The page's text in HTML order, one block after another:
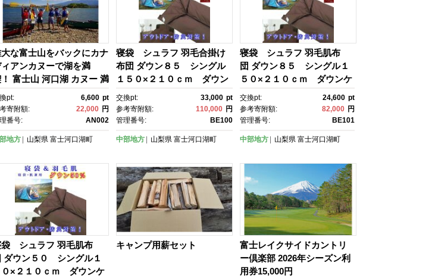
な富士山をバックにカナ
アンカヌーで湖を満
富士山 河口湖 カヌー 満
自然 体験 子供 大人 カナ
アンカヌー 湖
pt: 6,600 pt
寄附額:
22,000 円
番号:
AN002
地方 山梨県 富士河口湖町
寝袋 シュラフ 羽毛合掛け
布団 ダウン８５ シングル
１５０×２１０ｃｍ ダウン
ケット アウトドア 防災対策
交換pt: 33,000 pt
参考寄附額:
110,000 円
管理番号:
BE100
中部地方 山梨県 富士河口湖町
寝袋 シュラフ 羽毛肌布
団 ダウン８５ シングル１
５０×２１０ｃｍ ダウンケ
ット アウトドア 防災対策
交換pt: 24,600 pt
参考寄附額:
82,000 円
管理番号:
BE101
中部地方 山梨県 富士河口湖町
袋 シュラフ 羽毛肌布
ダウン５０ シングル１
０×２１０ｃｍ ダウンケ
キャンプ用薪セット
富士レイクサイドカントリ
ー倶楽部 2026年シーズン利
用券15,000円